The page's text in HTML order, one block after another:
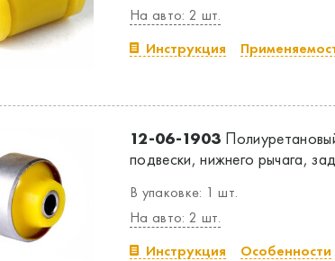
На авто: 2 шт.
Инструкция
12-06-1903
подвески, нижнего рычага,
В упаковке: 1 шт.
На авто: 2 шт.
Инструкция
Особенности